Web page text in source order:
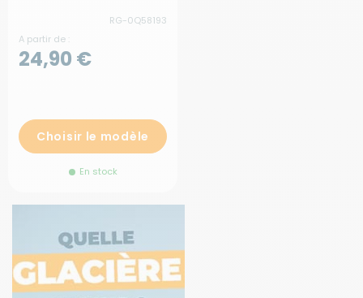
RG-0Q58193
A partir de :
24,90 €
Choisir le modèle
En stock